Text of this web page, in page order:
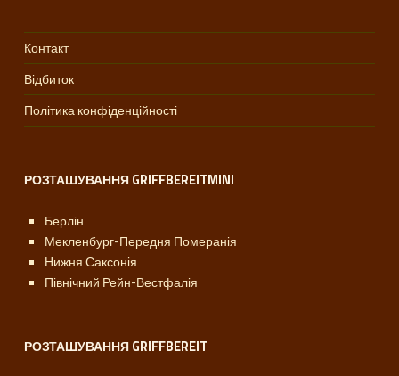
Контакт
Відбиток
Політика конфіденційності
РОЗТАШУВАННЯ GRIFFBEREITMINI
Берлін
Мекленбург-Передня Померанія
Нижня Саксонія
Північний Рейн-Вестфалія
РОЗТАШУВАННЯ GRIFFBEREIT